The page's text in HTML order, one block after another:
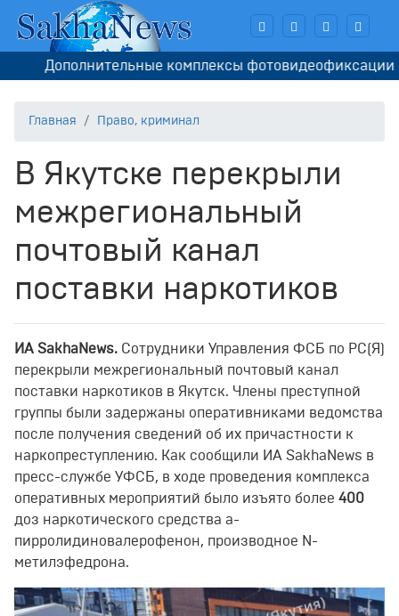
Дополнительные комплексы фотовидеофиксации
Главная Право, криминал
В Якутске перекрыли
межрегиональный
почтовый канал
поставки наркотиков
ИA SakhaNews. Сотрудники Управления ФСБ по РС(Я)
перекрыли межрегиональный почтовый канал
поставки наркотиков в Якутск. Члены преступной
группы были задержаны оперативниками ведомства
после получения сведений об их причастности к
наркопреступлению. Как сообщили ИA SakhaNews в
пресс-службе УФСБ, в ходе проведения комплекса
оперативных мероприятий было изъято более 400
доз наркотического средства а-
пирролидиновалерофенон, производное N-
метилэфедрона.